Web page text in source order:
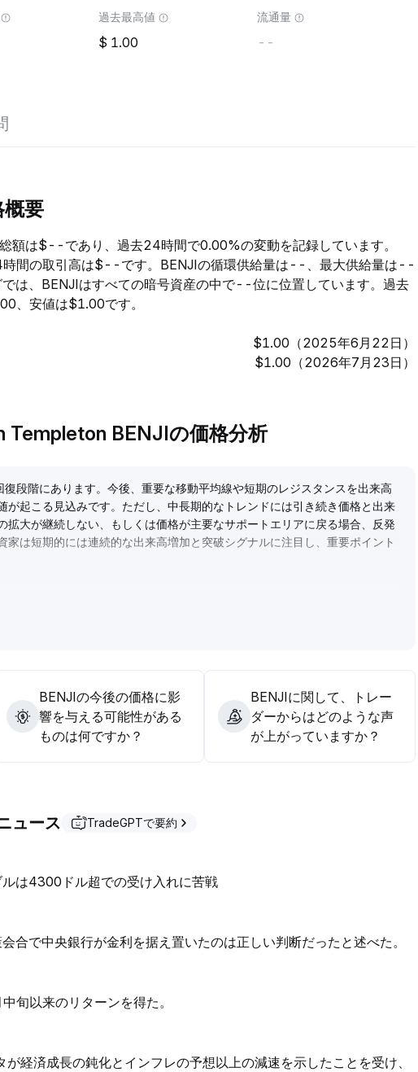
過去最高値
1.00
流通量
--
要
額は$--であり、過去24時間で0.00%の変動を記録しています。
時間の取引高は$--です。BENJIの循環供給量は--、最大供給量は--
は、BENJIはすべての暗号資産の中で--位に位置しています。過去
、安値は$1.00です。
$1.00（2025年6月22日）
$1.00（2026年7月23日）
Templeton BENJIの価格分析
段階にあります。今後、重要な移動平均線や短期のレジスタンスを出来高
が起こる見込みです。ただし、中長期的なトレンドには引き続き価格と出来
拡大が継続しない、もしくは価格が主要なサポートエリアに戻る場合、反発
家は短期的には連続的な出来高増加と突破シグナルに注目し、重要ポイント
を観察してください。中長期では、価格と出来高の継続的な共振と構造的な
検討し、無理な高値追いを避けるべきです。
BENJIの今後の価格に影
響を与える可能性がある
ものは何ですか？
BENJIに関して、トレー
ダーからはどのような声
が上がっていますか？
ュース TradeGPTで要約
は4300ドル超での受け入れに苦戦
合で中央銀行が金利を据え置いたのは正しい判断だったと述べた。
旬以来のリターンを得た。
経済成長の鈍化とインフレの予想以上の減速を示したことを受け、